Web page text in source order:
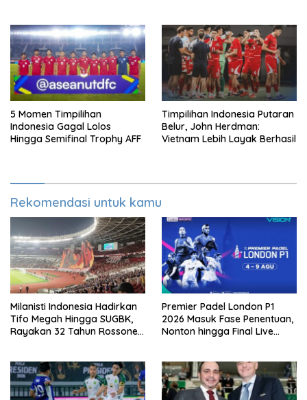
5 Momen Timpilihan
Indonesia Gagal Lolos
Hingga Semifinal Trophy AFF
Timpilihan Indonesia Putaran
Belur, John Herdman:
Vietnam Lebih Layak Berhasil
Rekomendasi untuk kamu
Milanisti Indonesia Hadirkan
Tifo Megah Hingga SUGBK,
Rayakan 32 Tahun Rossoneri
Premier Padel London P1
2026 Masuk Fase Penentuan,
Nonton hingga Final Live